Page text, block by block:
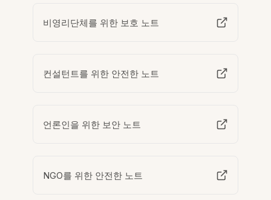
비영리단체를 위한 보호 노트
컨설턴트를 위한 안전한 노트
언론인을 위한 보안 노트
NGO를 위한 안전한 노트